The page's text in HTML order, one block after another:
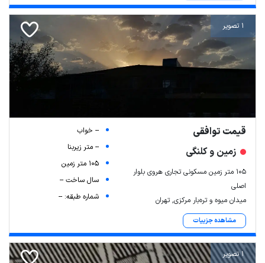
1 تصویر
قیمت توافقی
زمین و کلنگی
105 متر زمین مسکونی تجاری هروی بلوار
اصلی
میدان میوه و تره‌بار مرکزی, تهران
مشاهده جزییات
-- خواب
-- متر زیربنا
105 متر زمین
سال ساخت --
شماره طبقه: --
1 تصویر